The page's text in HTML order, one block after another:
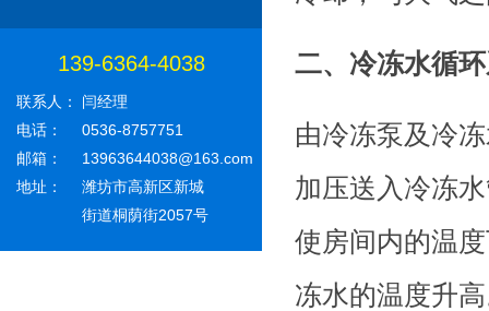
139-6364-4038
联系人：
闫经理
电话：
0536-8757751
邮箱：
13963644038@163.com
地址：
潍坊市高新区新城
街道桐荫街2057号
二、冷冻水循
由冷冻泵及冷
加压送入冷冻
使房间内的温
冻水的温度升